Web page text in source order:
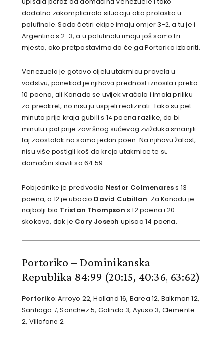
upisala poraz od domaćina Venezuele i tako
dodatno zakomplicirala situaciju oko prolaska u
polufinale. Sada četiri ekipe imaju omjer 3-2, a tu je i
Argentina s 2-3, a u polufinalu imaju još samo tri
mjesta, ako pretpostavimo da će ga Portoriko izboriti.
Venezuela je gotovo cijelu utakmicu provela u
vodstvu, ponekad je njihova prednost iznosila i preko
10 poena, ali Kanada se uvijek vraćala i imala priliku
za preokret, no nisu ju uspjeli realizirati. Tako su pet
minuta prije kraja gubili s 14 poena razlike, da bi
minutu i pol prije završnog sučevog zvižduka smanjili
taj zaostatak na samo jedan poen. Na njihovu žalost,
nisu više postigli koš do kraja utakmice te su
domaćini slavili sa 64:59.
Pobjednike je predvodio Nestor Colmenaress 13
poena, a 12 je ubacio David Cubillan. Za Kanadu je
najbolji bio Tristan Thompson s 12 poena i 20
skokova, dok je Cory Joseph upisao 14 poena.
Portoriko – Dominikanska
Republika 84:99 (20:15, 40:36, 63:62)
Portoriko: Arroyo 22, Holland 16, Barea 12, Balkman 12,
Santiago 7, Sanchez 5, Galindo 3, Ayuso 3, Clemente
2, Villafane 2